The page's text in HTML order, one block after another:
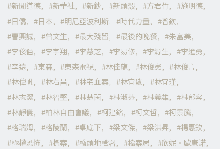
新聞道德
新華社 新鈔 新頭殼 方君竹
施明德
日僑
日本 明尼亞波利斯 時代力量
普欽
曹興誠
曾文生 最大殘留 最後的晚餐
朱富美
李俊俋
李宇翔 李慧芝 李易修 李源生
李進勇
李遠
東森 東森電視 林佳龍 林俊憲
林俊言
林偉帆
林右昌 林宅血案 林宜敬
林宜瑾
林志潔
林智堅 林楚茵 林淑芬 林義雄
林郁容
林靜儀
柏林自由會議 柯建銘 柯文哲
柯景騰
格瑞姆
格陵蘭 桌底下 梁文傑 梁洪昇
楊惠欽
極權恐怖
標案 橋頭地檢署 檔案局
欣妮·歐康諾